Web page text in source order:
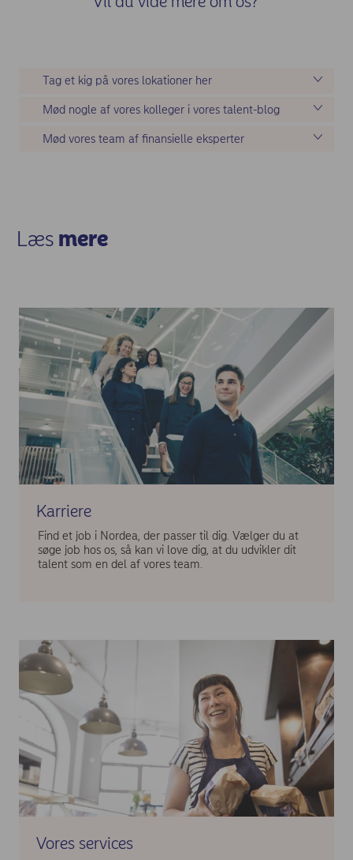
Tag et kig på vores lokationer her
Mød nogle af vores kolleger i vores talent-blog
Mød vores team af finansielle eksperter
Læs mere
Karriere
Find et job i Nordea, der passer til dig. Vælger du at
søge job hos os, så kan vi love dig, at du udvikler dit
talent som en del af vores team.
Vores services